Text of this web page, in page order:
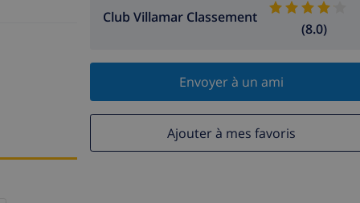
Club Villamar Classement
(8.0)
Envoyer à un ami
Ajouter à mes favoris